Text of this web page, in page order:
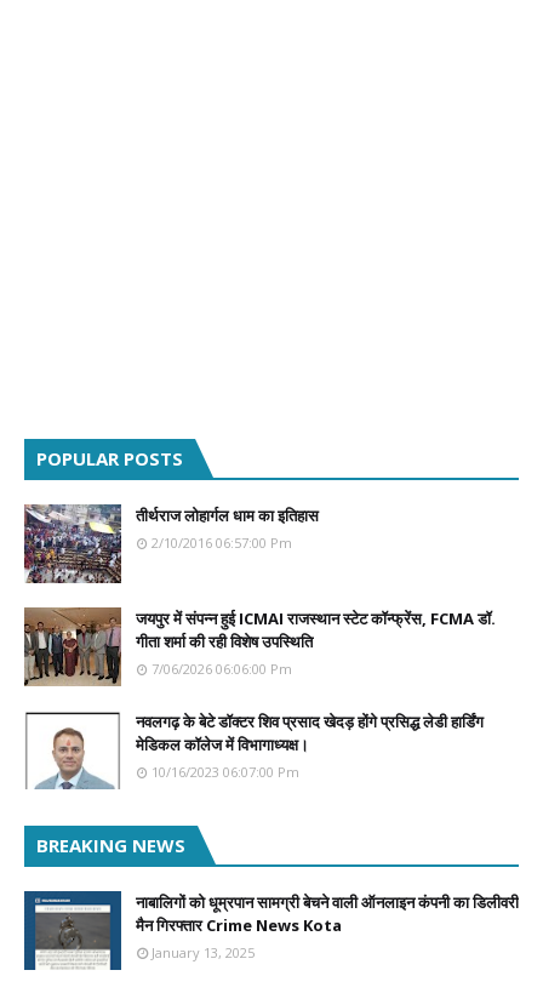
POPULAR POSTS
तीर्थराज लोहार्गल धाम का इतिहास
2/10/2016 06:57:00 Pm
जयपुर में संपन्न हुई ICMAI राजस्थान स्टेट कॉन्फ्रेंस, FCMA डॉ.
गीता शर्मा की रही विशेष उपस्थिति
7/06/2026 06:06:00 Pm
नवलगढ़ के बेटे डॉक्टर शिव प्रसाद खेदड़ होंगे प्रसिद्ध लेडी हार्डिंग
मेडिकल कॉलेज में विभागाध्यक्ष।
10/16/2023 06:07:00 Pm
BREAKING NEWS
नाबालिगों को धूम्रपान सामग्री बेचने वाली ऑनलाइन कंपनी का डिलीवरी
मैन गिरफ्तार Crime News Kota
January 13, 2025